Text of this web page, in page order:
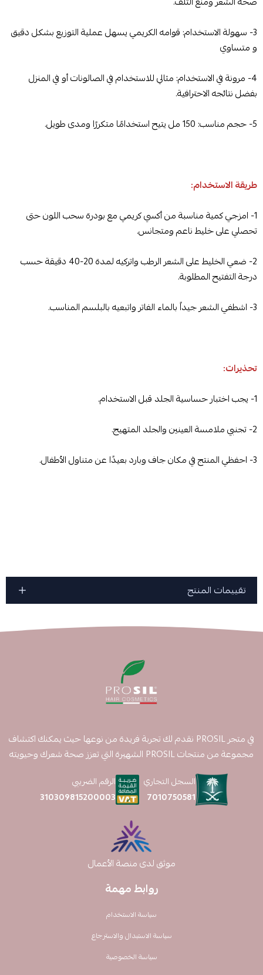
3- سهولة الاستخدام: قوامه الكريمي يسهل عملية التوزيع بشكل دقيق
و متساوي
4- مرونة في الاستخدام: مثالي للاستخدام في الصالونات أو في المنزل
بفضل نتائجه الاحترافية.
5- حجم مناسب: 150 مل يتيح استخدامًا متكررًا ومدى طويل.
طريقة الاستخدام:
1- امزجي كمية مناسبة من أكسي كريمي مع بودرة سحب اللون حتى
تحصلي على خليط ناعم ومتجانس.
2- ضعي الخليط على الشعر الرطب واتركيه لمدة 20-40 دقيقة حسب
درجة التفتيح المطلوبة.
3- اشطفي الشعر جيداً بالماء الفاتر واتبعيه بالبلسم المناسب.
تحذيرات:
1- يجب اختبار حساسية الجلد قبل الاستخدام.
2- تجنبي ملامسة العينين والجلد المتهيج.
3- احفظي المنتج في مكان جاف وبارد بعيدًا عن متناول الأطفال.
تقييمات المنتج
روابط مهمة
سياسة الاستخدام
سياسة الاستبدال والاسترجاع
سياسة الخصوصية
في متجر PROSIL نقدم لك تجربة فريدة من نوعها حيث يمكنك اكتشاف
مجموعة من منتجات PROSIL الشهيرة التي تعزز صحة شعرك وحيويته
السجل التجاري
7010750581
الرقم الضريبي
310309815200003
موثق لدى منصة الأعمال